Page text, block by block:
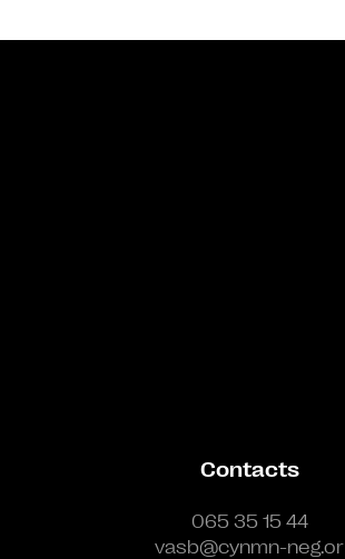
Contacts
065 35 15 44
vasb@cynmn-neg.or